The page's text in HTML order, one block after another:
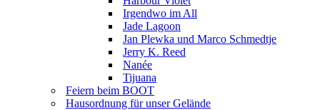
Irgendwo im All
Jade Lagoon
Jan Plewka und Marco Schmedtje
Jerry K. Reed
Nanée
Tijuana
Feiern beim BOOT
Hausordnung für unser Gelände